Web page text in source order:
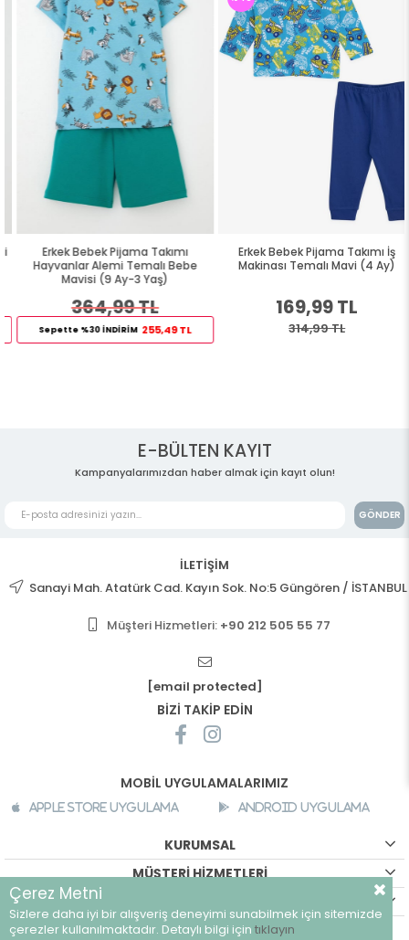
Erkek Bebek Pijama Takımı
Hayvanlar Alemi Temalı Bebe
Mavisi (9 Ay-3 Yaş)
364,99 TL
Sepette %30 İNDİRİM 255,49 TL
Erkek Bebek Pijama Takımı İş
Makinası Temalı Mavi (4 Ay)
169,99 TL
314,99 TL
E-BÜLTEN KAYIT
Kampanyalarımızdan haber almak için kayıt olun!
GÖNDER
İLETİŞİM
Sanayi Mah. Atatürk Cad. Kayın Sok. No:5 Güngören / İSTANBUL
Müşteri Hizmetleri: +90 212 505 55 77
[email protected]
BİZİ TAKİP EDİN
MOBİL UYGULAMALARIMIZ
Apple Store Uygulama Android Uygulama
KURUMSAL
MÜŞTERİ HİZMETLERİ
©breeze.com.tr - Tüm hakları saklıdır.
Çerez Metni
Sizlere daha iyi bir alışveriş deneyimi sunabilmek için sitemizde
çerezler kullanılmaktadır. Detaylı bilgi için tıklayın